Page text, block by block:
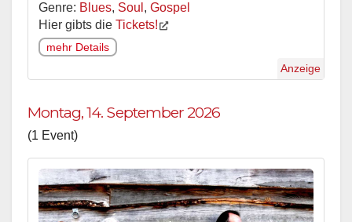
Genre: Blues, Soul , Gospel
Hier gibts die Tickets!
mehr Details
Anzeige
Montag, 14. September 2026
(1 Event)